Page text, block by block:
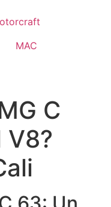
MAC
C
V8?